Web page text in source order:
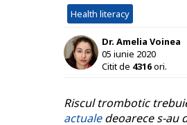
Health literacy
Dr. Amelia Voinea
05 iunie 2020
Citit de 4316ori.
Riscul trombotic
actualedeoarece s-au